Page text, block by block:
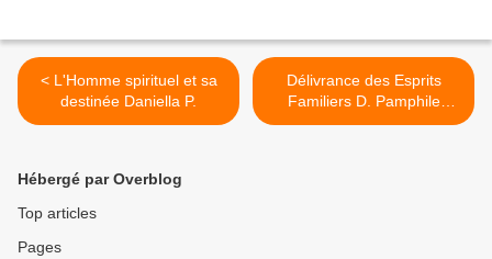
< L'Homme spirituel et sa
destinée Daniella P.
Délivrance des Esprits
Familiers D. Pamphile
(partie 1) >
Hébergé par Overblog
Top articles
Pages